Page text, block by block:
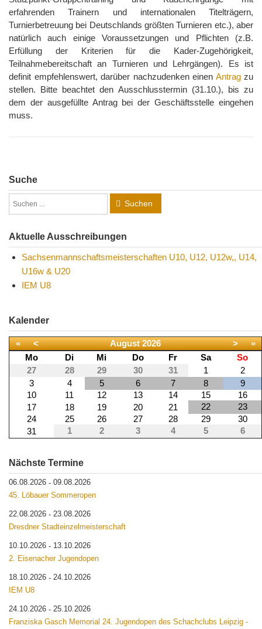
erfahrenden Trainern und internationalen Titelträgern,
Turnierbetreuung bei Deutschlands größten Turnieren etc.), aber
natürlich auch einige Voraussetzungen und Pflichten (z.B.
Erfüllung der Kriterien für die Kader-Zugehörigkeit,
Teilnahmebereitschaft an Turnieren und Lehrgängen). Es ist
definit empfehlenswert, darüber nachzudenken einen Antragzu
stellen. Bitte beachtet den Ausschlusstermin (31.10.), bis zu
dem der ausgefüllte Antrag bei der Geschäftsstelle eingehen
muss.
Suche
Suchen
Aktuelle Ausschreibungen
Sachsenmannschaftsmeisterschaften U10, U12, U12w,, U14,
U16w & U20
IEM U8
Kalender
« < August 2026 >
»
Mo
Di Mi Do Fr Sa
So
27
28 29 30 31 1
2
3
4 5 6 7 8
9
10
11 12 13 14 15
16
17
18 19 20 21 22
23
24
25 26 27 28 29
30
31
1 2 3 4 5 6
Nächste Termine
06.08.2026 - 09.08.2026
45. Löbauer Sommeropen
22.08.2026 - 23.08.2026
Dresdner Stadteinzelmeisterschaft
10.10.2026 - 13.10.2026
2. Eisenacher Jugendopen
18.10.2026 - 24.10.2026
IEM U8
24.10.2026 - 25.10.2026
Franziska Gasch Memorial 24. Jugendopen des Schachclubs Leipzig -